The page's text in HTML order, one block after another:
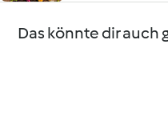
Das könnte dir auch